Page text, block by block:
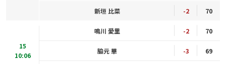
新垣 比菜 -2 70
15
10:06
鳴川 愛里 -2 70
脇元 華 -3 69